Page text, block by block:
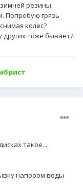
резины.
Попробую грязь
колес?
других тоже бывает?
такое...
напором воды